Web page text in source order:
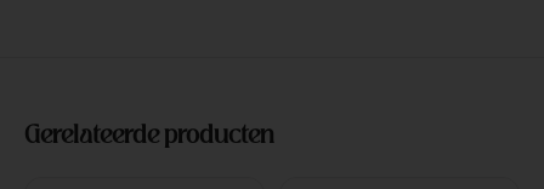
Gerelateerde producten